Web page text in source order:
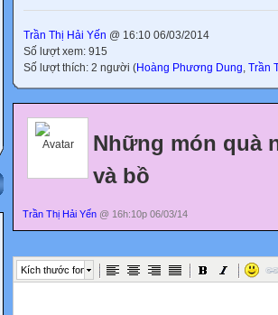
Trần Thị Hải Yến @ 16:10 06/03/2014
Số lượt xem: 915
Số lượt thích: 2 người (Hoàng Phương Dung Trần
Những món quà
và bồ
Trần Thị Hải Yến @ 16h:10p 06/03/14
Kích thước font